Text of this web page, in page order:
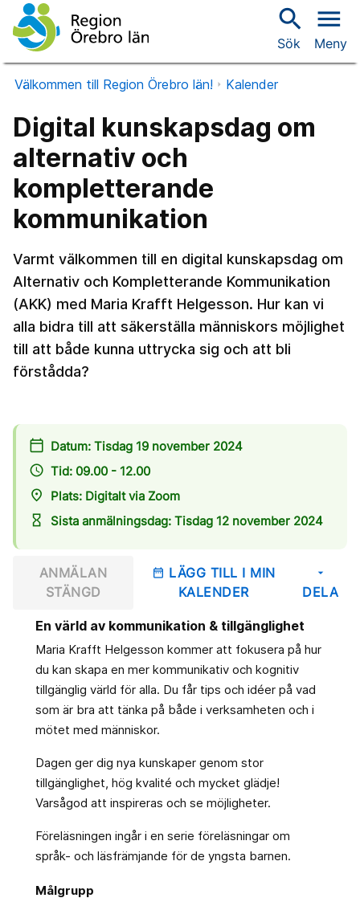
search
Sök
menu
Meny
Välkommen till Region Örebro län! Kalender
Digital kunskapsdag om
alternativ och
kompletterande
kommunikation
Varmt välkommen till en digital kunskapsdag om
Alternativ och Kompletterande Kommunikation
(AKK) med Maria Krafft Helgesson. Hur kan vi
alla bidra till att säkerställa människors möjlighet
till att både kunna uttrycka sig och att bli
förstådda?
calendar_today Datum: Tisdag 19 november 2024
access_time Tid: 09.00 - 12.00
place
Plats: Digitalt via Zoom
hourglass_empty
Sista anmälningsdag: Tisdag 12 november 2024
ANMÄLAN
STÄNGD
date_range LÄGG TILL I MIN
KALENDER
arrow_drop_down
DELA
En värld av kommunikation & tillgänglighet
Maria Krafft Helgesson kommer att fokusera på hur
du kan skapa en mer kommunikativ och kognitiv
tillgänglig värld för alla. Du får tips och idéer på vad
som är bra att tänka på både i verksamheten och i
mötet med människor.
Dagen ger dig nya kunskaper genom stor
tillgänglighet, hög kvalité och mycket glädje!
Varsågod att inspireras och se möjligheter.
Föreläsningen ingår i en serie föreläsningar om
språk- och läsfrämjande för de yngsta barnen.
Målgrupp